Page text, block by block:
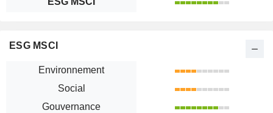
ESG MSCI
Environnement
Social
Gouvernance